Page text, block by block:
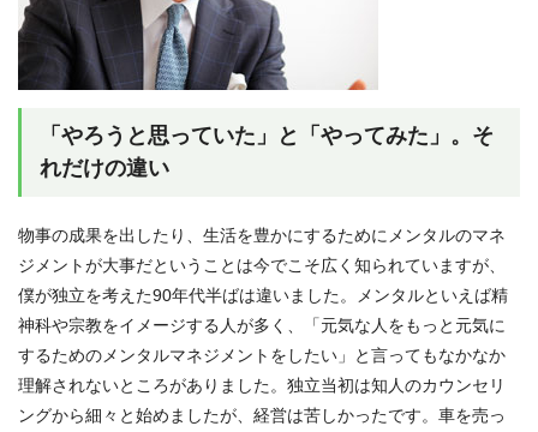
「やろうと思っていた」と「やってみた」。そ
れだけの違い
物事の成果を出したり、生活を豊かにするためにメンタルのマネ
ジメントが大事だということは今でこそ広く知られていますが、
僕が独立を考えた90年代半ばは違いました。メンタルといえば精
神科や宗教をイメージする人が多く、「元気な人をもっと元気に
するためのメンタルマネジメントをしたい」と言ってもなかなか
理解されないところがありました。独立当初は知人のカウンセリ
ングから細々と始めましたが、経営は苦しかったです。車を売っ